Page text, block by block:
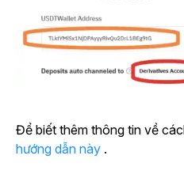
Để biết thêm thông tin về
hướng dẫn này .